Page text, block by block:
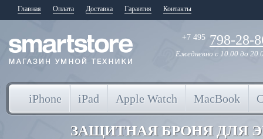
Главная Оплата Доставка Гарантия Контакты
+7 495 798-28-
Ежедневно с 10.00 до
iPhone iPad Apple Watch MacBook
ЗАЩИТНАЯ БРОНЯ ДЛЯ